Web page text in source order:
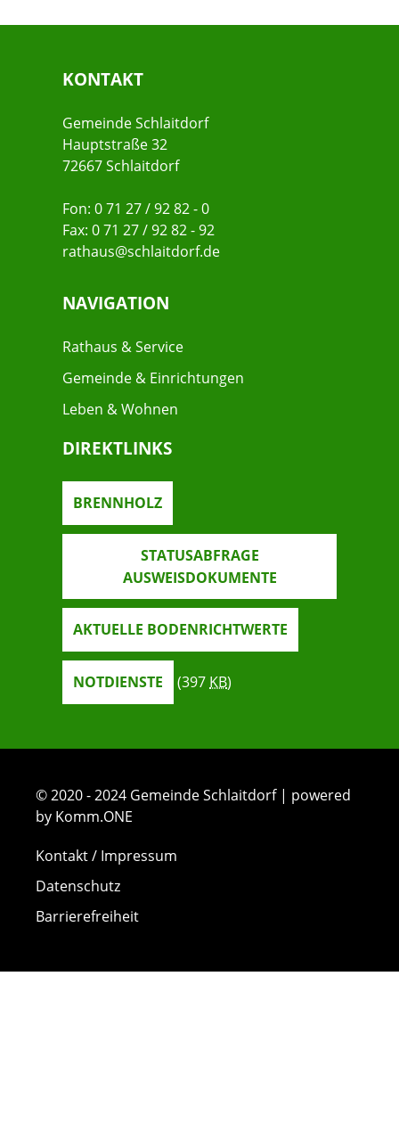
KONTAKT
Gemeinde Schlaitdorf
Hauptstraße 32
72667 Schlaitdorf
Fon: 0 71 27 / 92 82 - 0
Fax: 0 71 27 / 92 82 - 92
rathaus@schlaitdorf.de
NAVIGATION
Rathaus & Service
Gemeinde & Einrichtungen
Leben & Wohnen
DIREKTLINKS
BRENNHOLZ
STATUSABFRAGE
AUSWEISDOKUMENTE
AKTUELLE BODENRICHTWERTE
NOTDIENSTE (397 KB)
© 2020 - 2024 Gemeinde Schlaitdorf | powered
by Komm.ONE
Kontakt / Impressum
Datenschutz
Barrierefreiheit